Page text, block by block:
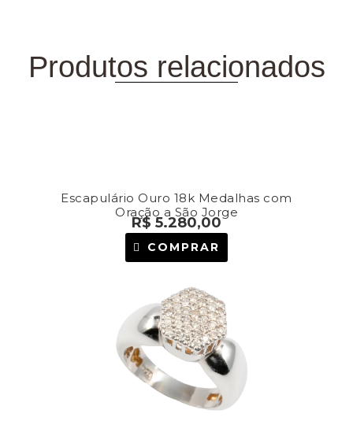
Produtos relacionados
Escapulário Ouro 18k Medalhas com
Oração a São Jorge
R$ 5.280,00
COMPRAR